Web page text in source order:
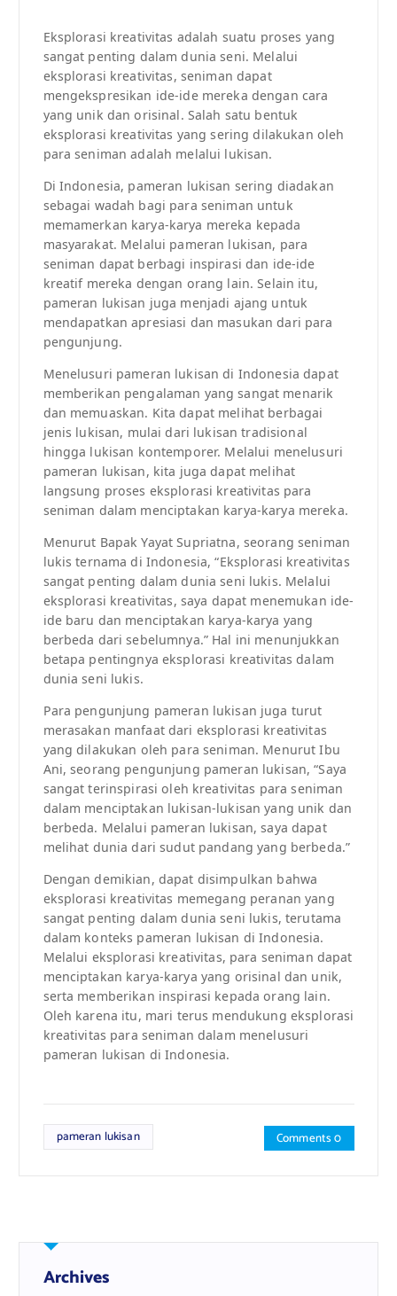
Eksplorasi kreativitas adalah suatu proses yang
sangat penting dalam dunia seni. Melalui
eksplorasi kreativitas, seniman dapat
mengekspresikan ide-ide mereka dengan cara
yang unik dan orisinal. Salah satu bentuk
eksplorasi kreativitas yang sering dilakukan oleh
para seniman adalah melalui lukisan.
Di Indonesia, pameran lukisan sering diadakan
sebagai wadah bagi para seniman untuk
memamerkan karya-karya mereka kepada
masyarakat. Melalui pameran lukisan, para
seniman dapat berbagi inspirasi dan ide-ide
kreatif mereka dengan orang lain. Selain itu,
pameran lukisan juga menjadi ajang untuk
mendapatkan apresiasi dan masukan dari para
pengunjung.
Menelusuri pameran lukisan di Indonesia dapat
memberikan pengalaman yang sangat menarik
dan memuaskan. Kita dapat melihat berbagai
jenis lukisan, mulai dari lukisan tradisional
hingga lukisan kontemporer. Melalui menelusuri
pameran lukisan, kita juga dapat melihat
langsung proses eksplorasi kreativitas para
seniman dalam menciptakan karya-karya mereka.
Menurut Bapak Yayat Supriatna, seorang seniman
lukis ternama di Indonesia, “Eksplorasi kreativitas
sangat penting dalam dunia seni lukis. Melalui
eksplorasi kreativitas, saya dapat menemukan ide-
ide baru dan menciptakan karya-karya yang
berbeda dari sebelumnya.” Hal ini menunjukkan
betapa pentingnya eksplorasi kreativitas dalam
dunia seni lukis.
Para pengunjung pameran lukisan juga turut
merasakan manfaat dari eksplorasi kreativitas
yang dilakukan oleh para seniman. Menurut Ibu
Ani, seorang pengunjung pameran lukisan, “Saya
sangat terinspirasi oleh kreativitas para seniman
dalam menciptakan lukisan-lukisan yang unik dan
berbeda. Melalui pameran lukisan, saya dapat
melihat dunia dari sudut pandang yang berbeda.”
Dengan demikian, dapat disimpulkan bahwa
eksplorasi kreativitas memegang peranan yang
sangat penting dalam dunia seni lukis, terutama
dalam konteks pameran lukisan di Indonesia.
Melalui eksplorasi kreativitas, para seniman dapat
menciptakan karya-karya yang orisinal dan unik,
serta memberikan inspirasi kepada orang lain.
Oleh karena itu, mari terus mendukung eksplorasi
kreativitas para seniman dalam menelusuri
pameran lukisan di Indonesia.
pameran lukisan Comments 0
Archives